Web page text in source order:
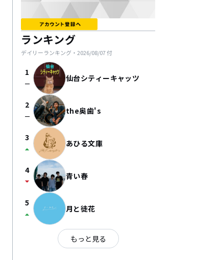
ランキング
デイリーランキング・ 2026/08/07付
1
check_indeterminate_small 仙台シティーキャッツ
2
check_indeterminate_small the奥歯's
3
arrow_drop_up あひる文庫
4
arrow_drop_down 青い春
5
arrow_drop_up 月と徒花
もっと見る